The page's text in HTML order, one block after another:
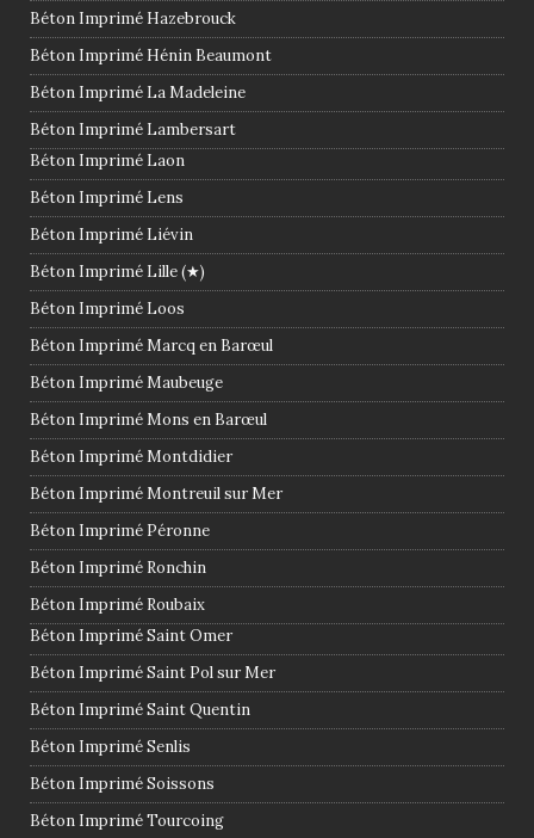
Béton Imprimé Hazebrouck
Béton Imprimé Hénin Beaumont
Béton Imprimé La Madeleine
Béton Imprimé Lambersart
Béton Imprimé Laon
Béton Imprimé Lens
Béton Imprimé Liévin
Béton Imprimé Lille (★)
Béton Imprimé Loos
Béton Imprimé Marcq en Barœul
Béton Imprimé Maubeuge
Béton Imprimé Mons en Barœul
Béton Imprimé Montdidier
Béton Imprimé Montreuil sur Mer
Béton Imprimé Péronne
Béton Imprimé Ronchin
Béton Imprimé Roubaix
Béton Imprimé Saint Omer
Béton Imprimé Saint Pol sur Mer
Béton Imprimé Saint Quentin
Béton Imprimé Senlis
Béton Imprimé Soissons
Béton Imprimé Tourcoing